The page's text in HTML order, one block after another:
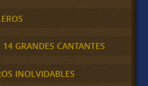
GRANDES CANTANTES
INOLVIDABLES